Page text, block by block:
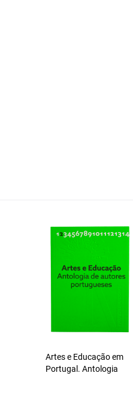
Artes e Educação em
Portugal. Antologia